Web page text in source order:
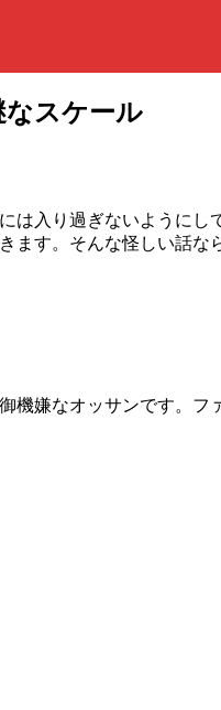
スケール
は入り過ぎないように
ます。そんな怪しい話な
機嫌なオッサンです。フ